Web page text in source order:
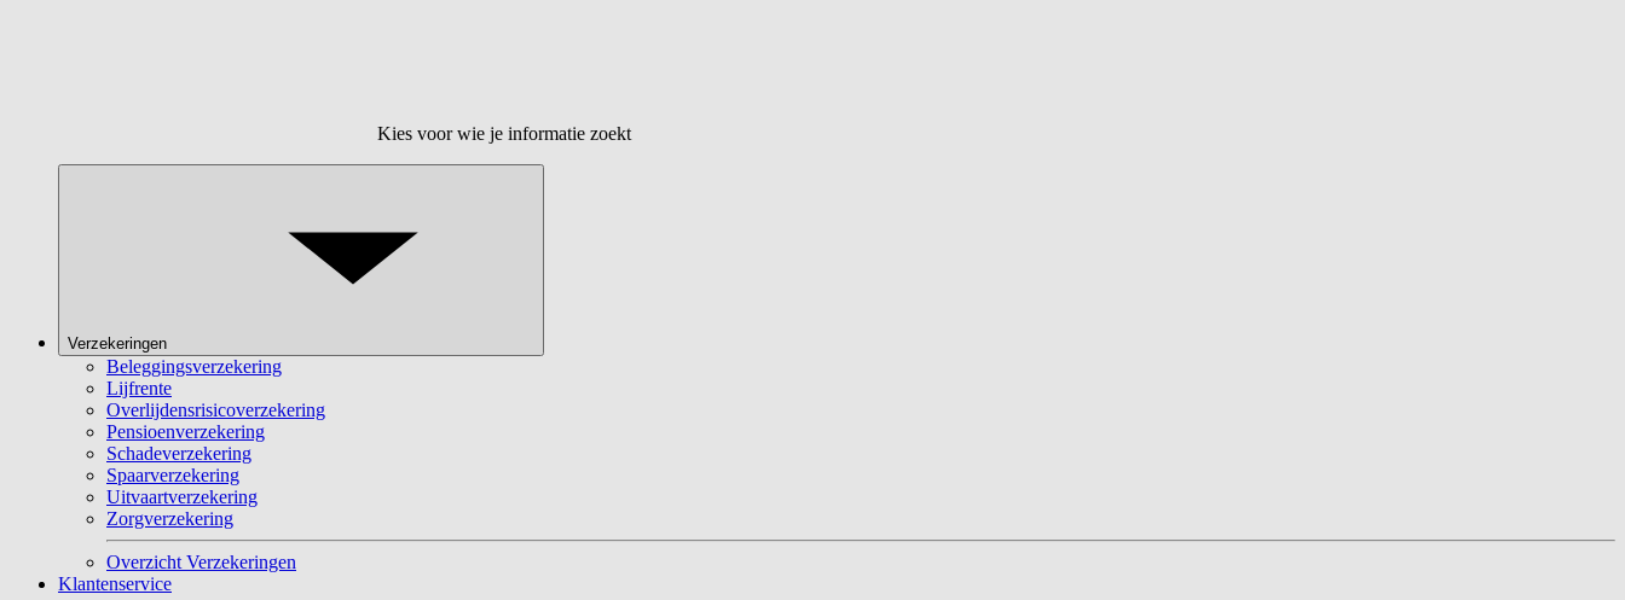
Kies voor wie je informatie zoekt
Verzekeringen
Beleggingsverzekering
Lijfrente
Overlijdensrisicoverzekering
Pensioenverzekering
Schadeverzekering
Spaarverzekering
Uitvaartverzekering
Zorgverzekering
Overzicht Verzekeringen
Klantenservice